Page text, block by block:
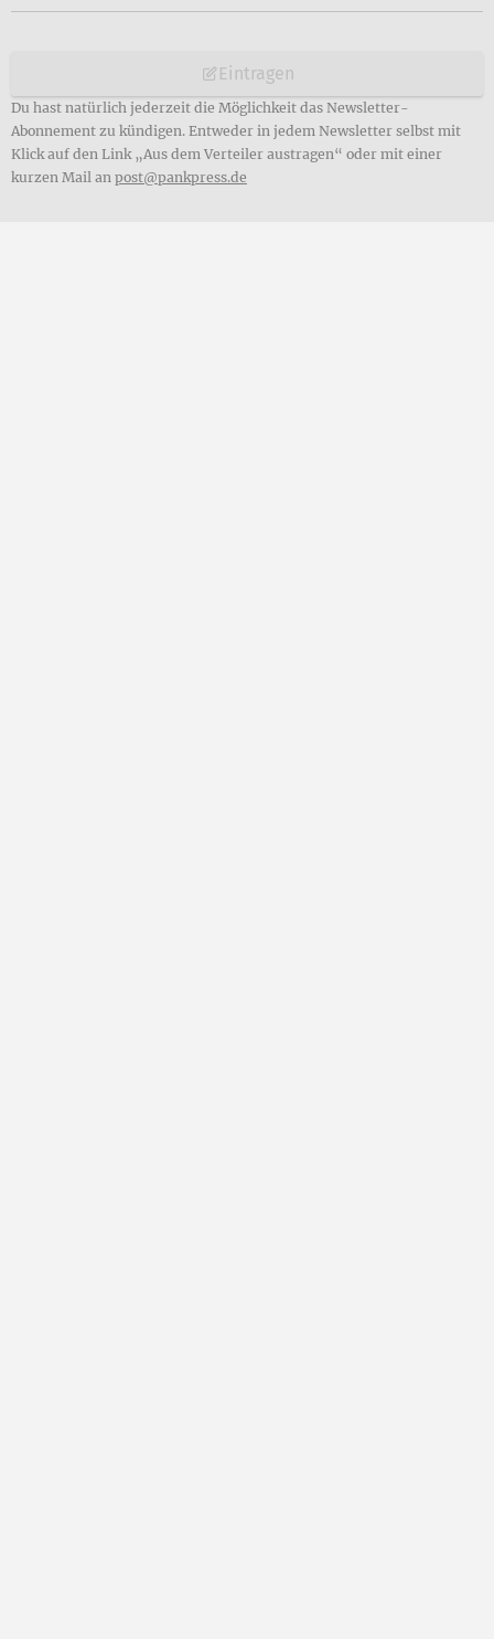
Eintragen
Du hast natürlich jederzeit die Möglichkeit das Newsletter-
Abonnement zu kündigen. Entweder in jedem Newsletter selbst mit
Klick auf den Link „Aus dem Verteiler austragen“ oder mit einer
kurzen Mail an post@pankpress.de